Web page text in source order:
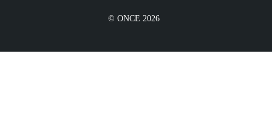
© ONCE 2026